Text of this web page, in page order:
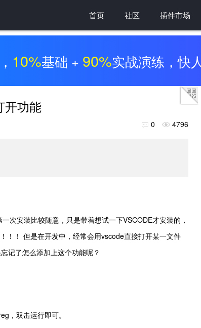
首页 社区 插件市场
10%基础 + 90%实战演练，快
开功能
 0  4796
次安装比较随意，只是带着想试一下VSCODE才安装的，
！！ 但是在开发中，经常会用vscode直接打开某一文件
记了怎么添加上这个功能呢？
，双击运行即可。